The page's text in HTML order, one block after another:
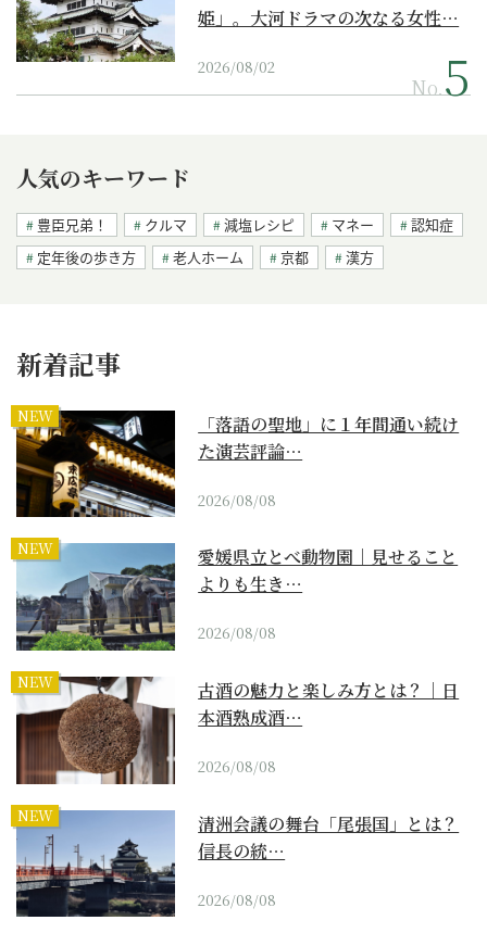
姫」。大河ドラマの次なる女性…
2026/08/02
No.
人気のキーワード
豊臣兄弟！ クルマ 減塩レシピ マネー
認知症
定年後の歩き方
老人ホーム 京都 漢方
新着記事
NEW
「落語の聖地」に１年間通い続け
た演芸評論…
2026/08/08
NEW
愛媛県立とべ動物園｜見せること
よりも生き…
2026/08/08
NEW
古酒の魅力と楽しみ方とは？｜日
本酒熟成酒…
2026/08/08
NEW
清洲会議の舞台「尾張国」とは？
信長の統…
2026/08/08